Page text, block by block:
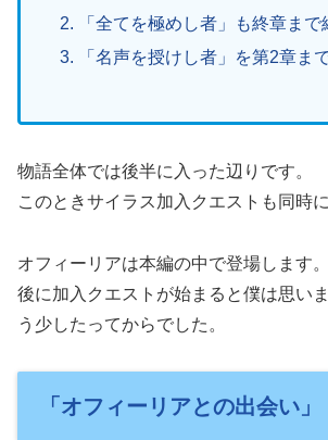
「全てを極めし者」も終章まで
「名声を授けし者」を第2章ま
物語全体では後半に入った辺りです。
このときサイラス加入クエストも同時
オフィーリアは本編の中で登場します
後に加入クエストが始まると僕は思い
う少したってからでした。
「オフィーリアとの出会い」